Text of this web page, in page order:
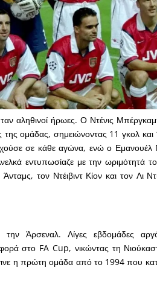
αληθινοί ήρωες. Ο Ντένις
της ομάδας, σημειώνοντας 11 γκολ και
σε κάθε αγώνα, ενώ ο Εμανουέλ
εντυπωσίαζε με την ωριμότητά
τον Ντέιβιντ Κίον και τον Λι
Άρσεναλ. Λίγες εβδομάδες
στο FA Cup, νικώντας τη
η πρώτη ομάδα από το 1994 που